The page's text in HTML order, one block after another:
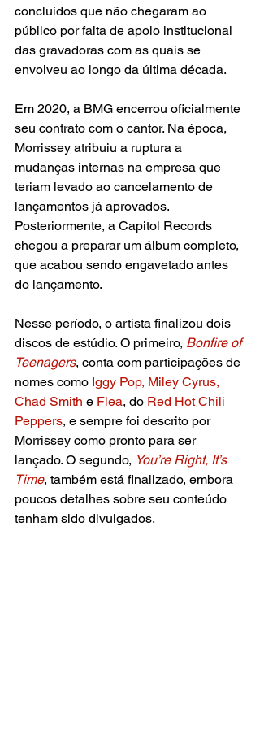
concluídos que não chegaram ao
público por falta de apoio institucional
das gravadoras com as quais se
envolveu ao longo da última década.
Em 2020, a BMG encerrou oficialmente
seu contrato com o cantor. Na época,
Morrissey atribuiu a ruptura a
mudanças internas na empresa que
teriam levado ao cancelamento de
lançamentos já aprovados.
Posteriormente, a Capitol Records
chegou a preparar um álbum completo,
que acabou sendo engavetado antes
do lançamento.
Nesse período, o artista finalizou dois
discos de estúdio. O primeiro, Bonfire of
Teenagers, conta com participações de
nomes como Iggy Pop, Miley Cyrus,
Chad Smith e Flea, do Red Hot Chili
Peppers, e sempre foi descrito por
Morrissey como pronto para ser
lançado. O segundo, You’re Right, It’s
Time, também está finalizado, embora
poucos detalhes sobre seu conteúdo
tenham sido divulgados.